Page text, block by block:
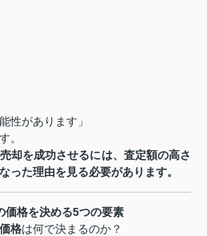
性があります」
。
却を成功させるには、査定額の高さ
った理由を見る必要があります。
価格を決める5つの要素
格は何で決まるのか？